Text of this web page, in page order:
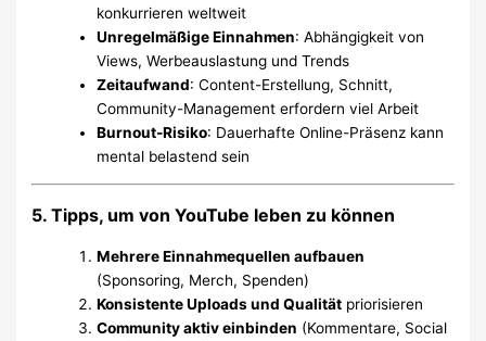
konkurrieren weltweit
Unregelmäßige Einnahmen: Abhängigkeit von
Views, Werbeauslastung und Trends
Zeitaufwand: Content-Erstellung, Schnitt,
Community-Management erfordern viel Arbeit
Burnout-Risiko: Dauerhafte Online-Präsenz kann
mental belastend sein
5. Tipps, um von YouTube leben zu können
Mehrere Einnahmequellen aufbauen
(Sponsoring, Merch, Spenden)
Konsistente Uploads und Qualität priorisieren
Community aktiv einbinden (Kommentare, Social